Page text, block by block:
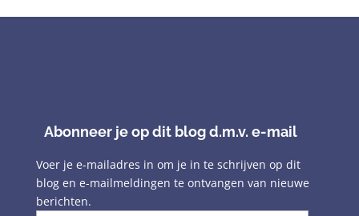
Abonneer je op dit blog d.m.v. e-mail
Voer je e-mailadres in om je in te schrijven op dit
blog en e-mailmeldingen te ontvangen van nieuwe
berichten.